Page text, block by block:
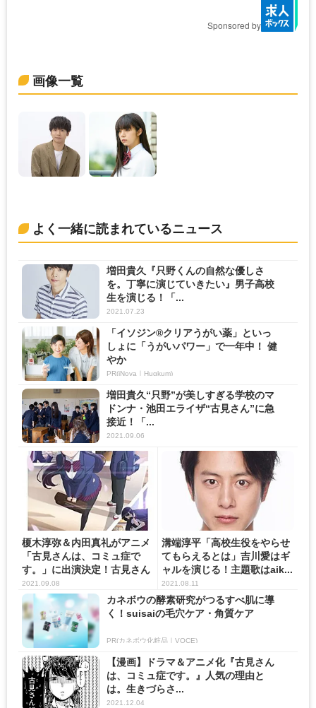
Sponsored by
画像一覧
よく一緒に読まれているニュース
増田貴久『只野くんの自然な優しさ
を。丁寧に演じていきたい』男子高校
生を演じる！「...
2021.07.23
「イソジン®クリアうがい薬」といっ
しょに「うがいパワー」で一年中！ 健
やか
PR(iNova｜Hugkum)
増田貴久“只野”が美しすぎる学校のマ
ドンナ・池田エライザ“古見さん”に急
接近！「...
2021.09.06
榎木淳弥＆内田真礼がアニメ
「古見さんは、コミュ症で
す。」に出演決定！古見さん
と只...
2021.09.08
溝端淳平「高校生役をやらせ
てもらえるとは」吉川愛はギ
ャルを演じる！主題歌はaik...
2021.08.11
カネボウの酵素研究がつるすべ肌に導
く！suisaiの毛穴ケア・角質ケア
PR(カネボウ化粧品｜VOCE)
【漫画】ドラマ＆アニメ化『古見さん
は、コミュ症です。』人気の理由と
は。生きづらさ...
2021.12.04